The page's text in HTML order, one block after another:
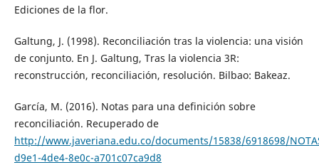
Ediciones de la flor.
Galtung, J. (1998). Reconciliación tras la violencia: una visión
de conjunto. En J. Galtung, Tras la violencia 3R:
reconstrucción, reconciliación, resolución. Bilbao: Bakeaz.
García, M. (2016). Notas para una definición sobre
reconciliación. Recuperado de
http://www.javeriana.edu.co/documents/15838/6918698/
d9e1-4de4-8e0c-a701c07ca9d8